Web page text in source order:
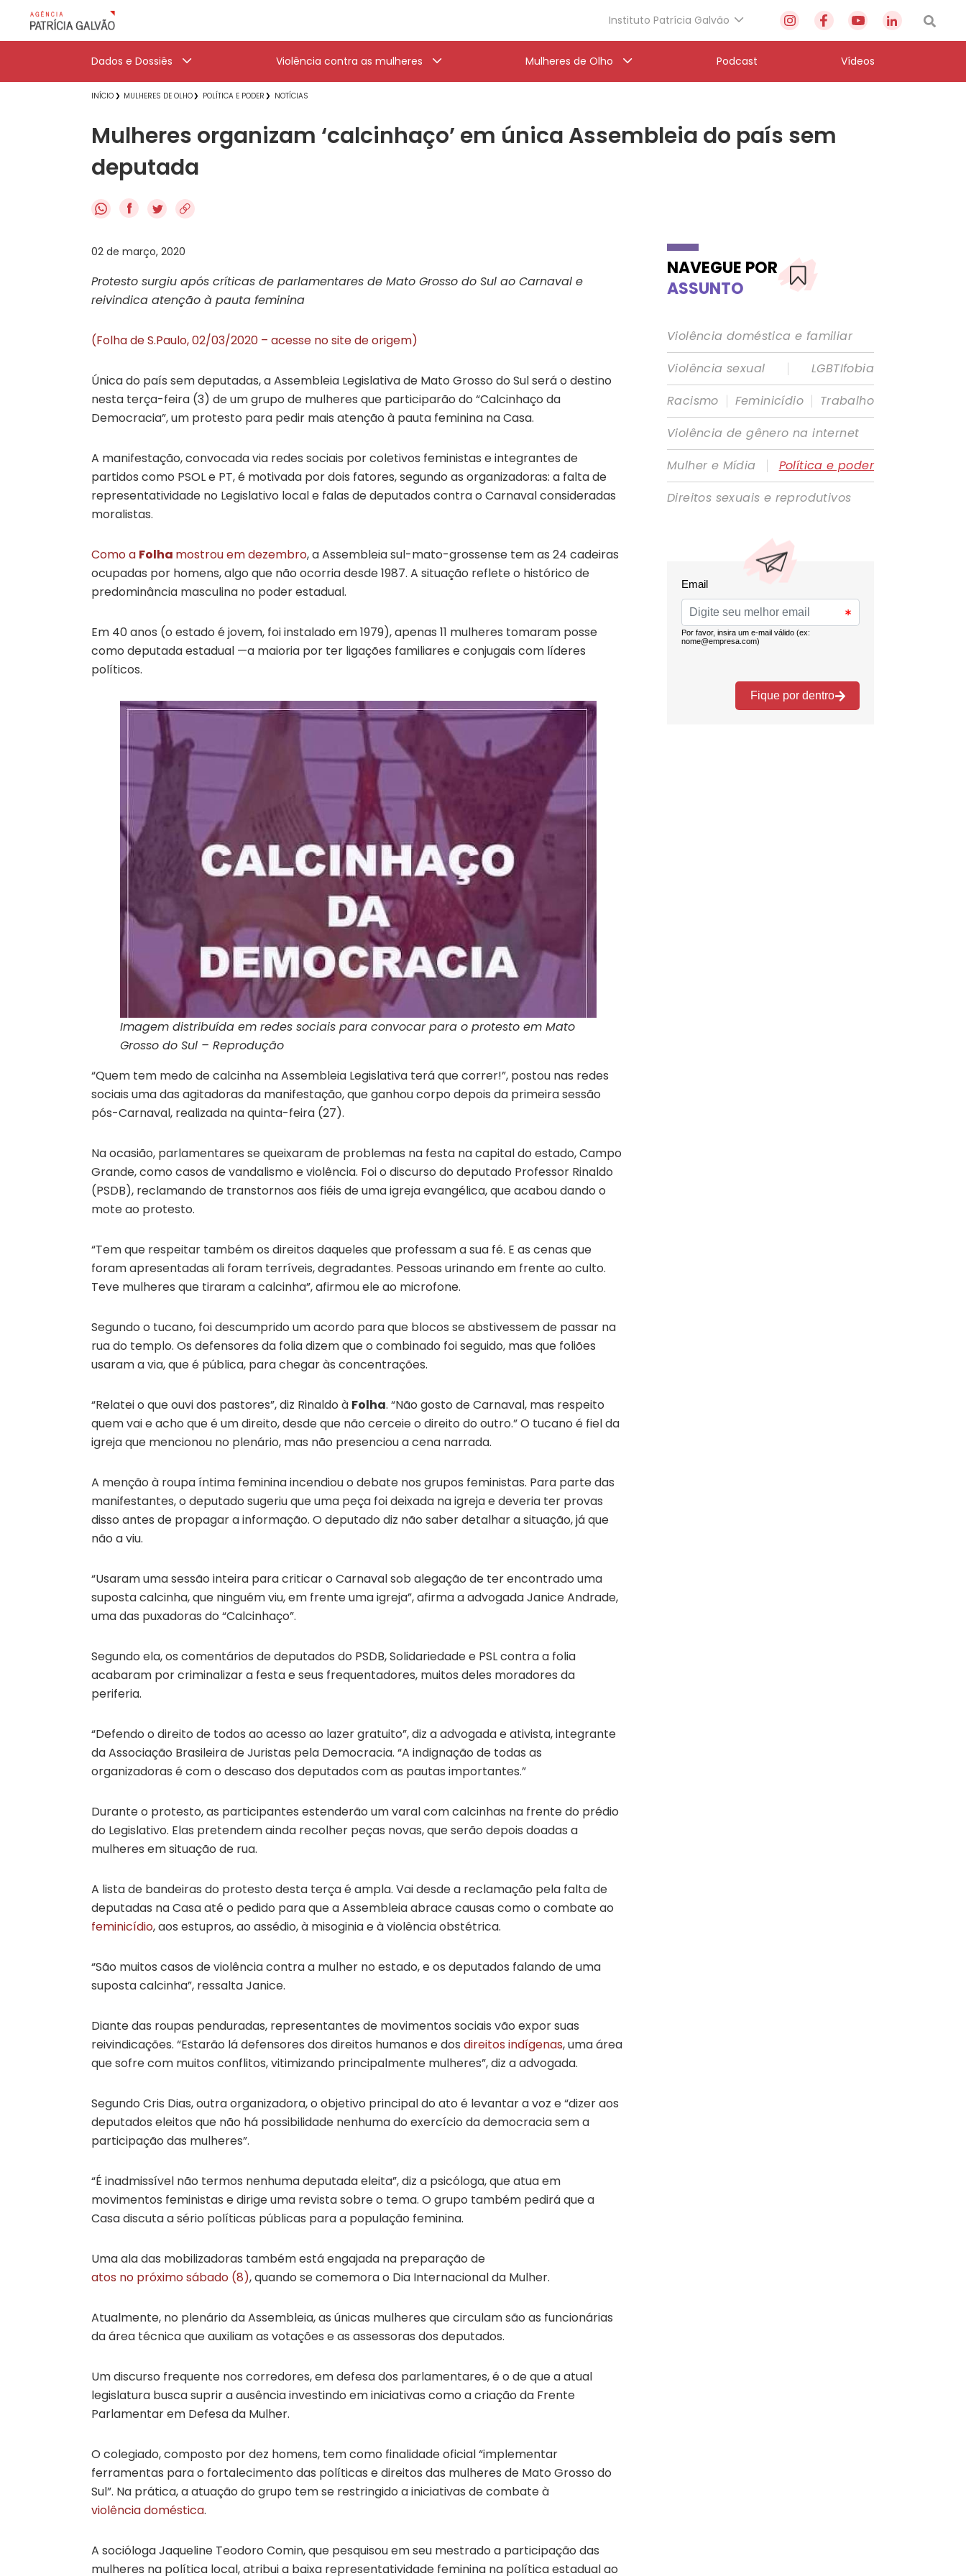
Instituto Patrícia Galvão
Dados e Dossiês Violência contra as mulheres Mulheres de Olho Podcast Vídeos
INÍCIO MULHERES DE OLHO POLÍTICA E PODER NOTÍCIAS
Mulheres organizam ‘calcinhaço’ em única Assembleia do país sem
deputada
f
02 de março, 2020
Protesto surgiu após críticas de parlamentares de Mato Grosso do Sul ao Carnaval e
reivindica atenção à pauta feminina
(Folha de S.Paulo, 02/03/2020 – acesse no site de origem)
Única do país sem deputadas, a Assembleia Legislativa de Mato Grosso do Sul será o destino
nesta terça-feira (3) de um grupo de mulheres que participarão do “Calcinhaço da
Democracia”, um protesto para pedir mais atenção à pauta feminina na Casa.
A manifestação, convocada via redes sociais por coletivos feministas e integrantes de
partidos como PSOL e PT, é motivada por dois fatores, segundo as organizadoras: a falta de
representatividade no Legislativo local e falas de deputados contra o Carnaval consideradas
moralistas.
Como a Folha mostrou em dezembro, a Assembleia sul-mato-grossense tem as 24 cadeiras
ocupadas por homens, algo que não ocorria desde 1987. A situação reflete o histórico de
predominância masculina no poder estadual.
Em 40 anos (o estado é jovem, foi instalado em 1979), apenas 11 mulheres tomaram posse
como deputada estadual —a maioria por ter ligações familiares e conjugais com líderes
políticos.
Imagem distribuída em redes sociais para convocar para o protesto em Mato
Grosso do Sul – Reprodução
“Quem tem medo de calcinha na Assembleia Legislativa terá que correr!”, postou nas redes
sociais uma das agitadoras da manifestação, que ganhou corpo depois da primeira sessão
pós-Carnaval, realizada na quinta-feira (27).
Na ocasião, parlamentares se queixaram de problemas na festa na capital do estado, Campo
Grande, como casos de vandalismo e violência. Foi o discurso do deputado Professor Rinaldo
(PSDB), reclamando de transtornos aos fiéis de uma igreja evangélica, que acabou dando o
mote ao protesto.
“Tem que respeitar também os direitos daqueles que professam a sua fé. E as cenas que
foram apresentadas ali foram terríveis, degradantes. Pessoas urinando em frente ao culto.
Teve mulheres que tiraram a calcinha”, afirmou ele ao microfone.
Segundo o tucano, foi descumprido um acordo para que blocos se abstivessem de passar na
rua do templo. Os defensores da folia dizem que o combinado foi seguido, mas que foliões
usaram a via, que é pública, para chegar às concentrações.
“Relatei o que ouvi dos pastores”, diz Rinaldo à Folha. “Não gosto de Carnaval, mas respeito
quem vai e acho que é um direito, desde que não cerceie o direito do outro.” O tucano é fiel da
igreja que mencionou no plenário, mas não presenciou a cena narrada.
A menção à roupa íntima feminina incendiou o debate nos grupos feministas. Para parte das
manifestantes, o deputado sugeriu que uma peça foi deixada na igreja e deveria ter provas
disso antes de propagar a informação. O deputado diz não saber detalhar a situação, já que
não a viu.
“Usaram uma sessão inteira para criticar o Carnaval sob alegação de ter encontrado uma
suposta calcinha, que ninguém viu, em frente uma igreja”, afirma a advogada Janice Andrade,
uma das puxadoras do “Calcinhaço”.
Segundo ela, os comentários de deputados do PSDB, Solidariedade e PSL contra a folia
acabaram por criminalizar a festa e seus frequentadores, muitos deles moradores da
periferia.
“Defendo o direito de todos ao acesso ao lazer gratuito”, diz a advogada e ativista, integrante
da Associação Brasileira de Juristas pela Democracia. “A indignação de todas as
organizadoras é com o descaso dos deputados com as pautas importantes.”
Durante o protesto, as participantes estenderão um varal com calcinhas na frente do prédio
do Legislativo. Elas pretendem ainda recolher peças novas, que serão depois doadas a
mulheres em situação de rua.
A lista de bandeiras do protesto desta terça é ampla. Vai desde a reclamação pela falta de
deputadas na Casa até o pedido para que a Assembleia abrace causas como o combate ao
feminicídio, aos estupros, ao assédio, à misoginia e à violência obstétrica.
“São muitos casos de violência contra a mulher no estado, e os deputados falando de uma
suposta calcinha”, ressalta Janice.
Diante das roupas penduradas, representantes de movimentos sociais vão expor suas
reivindicações. “Estarão lá defensores dos direitos humanos e dos direitos indígenas, uma área
que sofre com muitos conflitos, vitimizando principalmente mulheres”, diz a advogada.
Segundo Cris Dias, outra organizadora, o objetivo principal do ato é levantar a voz e “dizer aos
deputados eleitos que não há possibilidade nenhuma do exercício da democracia sem a
participação das mulheres”.
“É inadmissível não termos nenhuma deputada eleita”, diz a psicóloga, que atua em
movimentos feministas e dirige uma revista sobre o tema. O grupo também pedirá que a
Casa discuta a sério políticas públicas para a população feminina.
Uma ala das mobilizadoras também está engajada na preparação de
atos no próximo sábado (8), quando se comemora o Dia Internacional da Mulher.
Atualmente, no plenário da Assembleia, as únicas mulheres que circulam são as funcionárias
da área técnica que auxiliam as votações e as assessoras dos deputados.
Um discurso frequente nos corredores, em defesa dos parlamentares, é o de que a atual
legislatura busca suprir a ausência investindo em iniciativas como a criação da Frente
Parlamentar em Defesa da Mulher.
O colegiado, composto por dez homens, tem como finalidade oficial “implementar
ferramentas para o fortalecimento das políticas e direitos das mulheres de Mato Grosso do
Sul”. Na prática, a atuação do grupo tem se restringido a iniciativas de combate à
violência doméstica.
A socióloga Jaqueline Teodoro Comin, que pesquisou em seu mestrado a participação das
mulheres na política local, atribui a baixa representatividade feminina na política estadual ao
NAVEGUE POR
ASSUNTO
Violência doméstica e familiar
Violência sexual
|
LGBTIfobia
Racismo | Feminicídio | Trabalho
Violência de gênero na internet
Mulher e Mídia
|
Política e poder
Direitos sexuais e reprodutivos